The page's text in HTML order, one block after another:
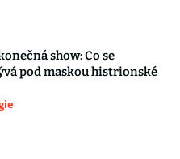
show: Co se
pod maskou histrionské